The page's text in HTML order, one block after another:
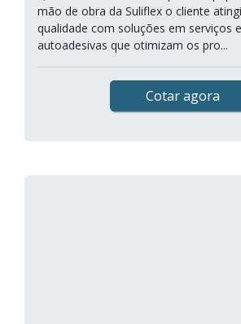
mão de obra da Suliflex o cliente
qualidade com soluções em serviços
autoadesivas que otimizam os pro...
Cotar agora